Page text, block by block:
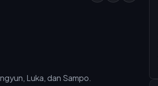
Luka, dan Sampo.